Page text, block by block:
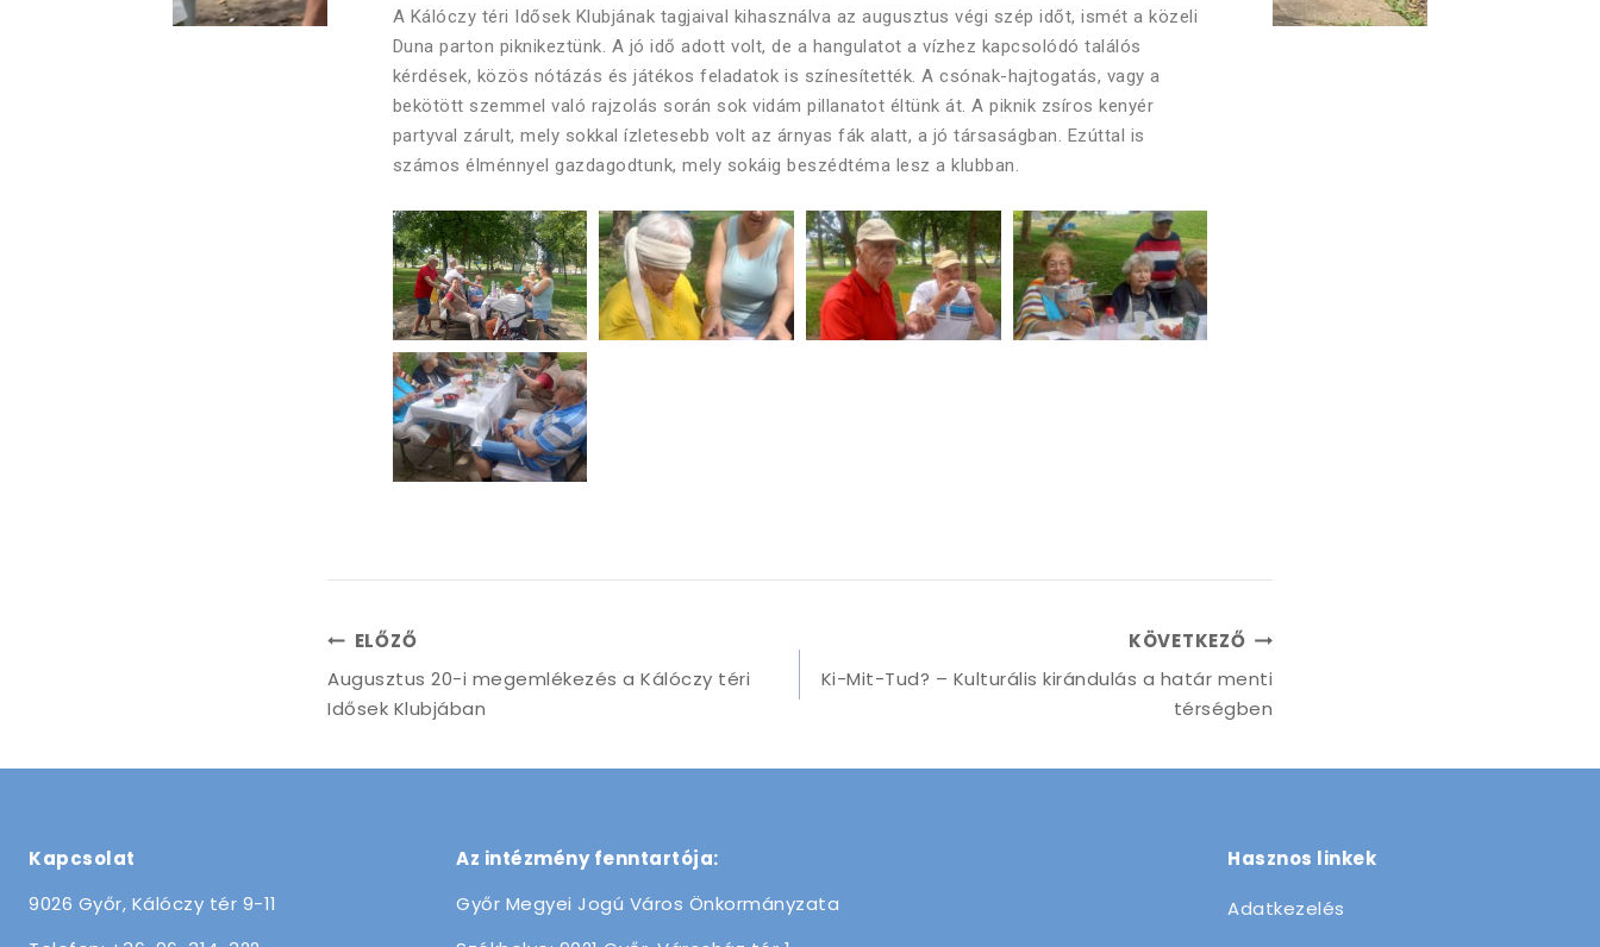
A Kálóczy téri Idősek Klubjának tagjaival kihasználva az augusztus végi szép időt, ismét a közeli
Duna parton piknikeztünk. A jó idő adott volt, de a hangulatot a vízhez kapcsolódó találós
kérdések, közös nótázás és játékos feladatok is színesítették. A csónak-hajtogatás, vagy a
bekötött szemmel való rajzolás során sok vidám pillanatot éltünk át. A piknik zsíros kenyér
partyval zárult, mely sokkal ízletesebb volt az árnyas fák alatt, a jó társaságban. Ezúttal is
számos élménnyel gazdagodtunk, mely sokáig beszédtéma lesz a klubban.
ELŐZŐ
Augusztus 20-i megemlékezés a Kálóczy téri
Idősek Klubjában
KÖVETKEZŐ
Ki-Mit-Tud? – Kulturális kirándulás a határ menti
térségben
Kapcsolat
9026 Győr, Kálóczy tér 9-11
Az intézmény fenntartója:
Győr Megyei Jogú Város Önkormányzata
Hasznos linkek
Adatkezelés